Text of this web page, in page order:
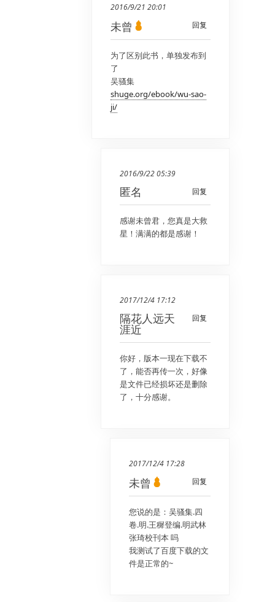
2016/9/21 20:01
回复
未曾
为了区别此书，单独发布到
了
吴骚集
shuge.org/ebook/wu-sao-
ji/
2016/9/22 05:39
回复
匿名
感谢未曾君，您真是大救
星！满满的都是感谢！
2017/12/4 17:12
回复
隔花人远天
涯近
你好，版本一现在下载不
了，能否再传一次，好像
是文件已经损坏还是删除
了，十分感谢。
2017/12/4 17:28
回复
未曾
您说的是：吴骚集.四
卷.明.王穉登编.明武林
张琦校刊本 吗
我测试了百度下载的文
件是正常的~